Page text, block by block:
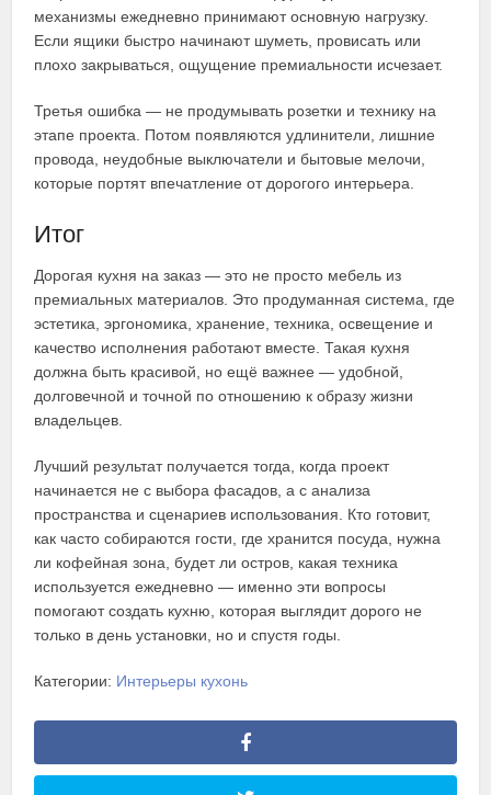
механизмы ежедневно принимают основную нагрузку.
Если ящики быстро начинают шуметь, провисать или
плохо закрываться, ощущение премиальности исчезает.
Третья ошибка — не продумывать розетки и технику на
этапе проекта. Потом появляются удлинители, лишние
провода, неудобные выключатели и бытовые мелочи,
которые портят впечатление от дорогого интерьера.
Итог
Дорогая кухня на заказ — это не просто мебель из
премиальных материалов. Это продуманная система, где
эстетика, эргономика, хранение, техника, освещение и
качество исполнения работают вместе. Такая кухня
должна быть красивой, но ещё важнее — удобной,
долговечной и точной по отношению к образу жизни
владельцев.
Лучший результат получается тогда, когда проект
начинается не с выбора фасадов, а с анализа
пространства и сценариев использования. Кто готовит,
как часто собираются гости, где хранится посуда, нужна
ли кофейная зона, будет ли остров, какая техника
используется ежедневно — именно эти вопросы
помогают создать кухню, которая выглядит дорого не
только в день установки, но и спустя годы.
Категории: Интерьеры кухонь